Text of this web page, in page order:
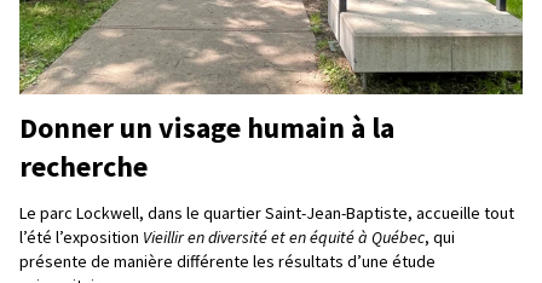
Donner un visage humain à la
recherche
Le parc Lockwell, dans le quartier Saint-Jean-Baptiste, accueille tout
l’été l’exposition Vieillir en diversité et en équité à Québec, qui
présente de manière différente les résultats d’une étude